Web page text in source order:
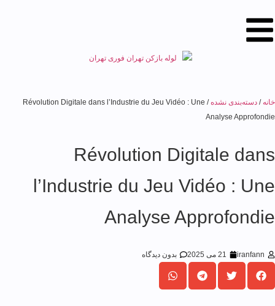
/ دسته‌بندی نشده
/ Révolution Digitale dans l’Industrie du Jeu Vidéo : Une
Analyse
Révolution Digitale
l’Industrie du Jeu Vidéo :
Analyse
iranfann 21 می 2025 بدون دیدگاه